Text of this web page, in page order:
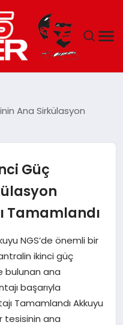
Ana Sirkülasyon
Güç
Tamamlandı
NGS’de önemli bir
ikinci güç
bulunan ana
başarıyla
Tamamlandı Akkuyu
tesisinin ana